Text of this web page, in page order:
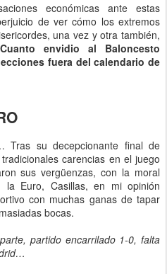
económicas ante estas
de ver cómo los extremos
una vez y otra también,
envidio al Baloncesto
fuera del calendario de
su decepcionante final de
carencias en el juego
sus vergüenzas, con la moral
Euro, Casillas, en mi opinión
con muchas ganas de tapar
bocas.
partido encarrilado 1-0, falta